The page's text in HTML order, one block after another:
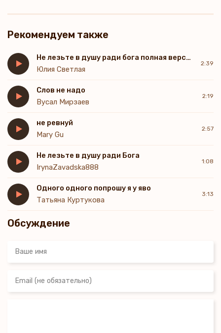
Рекомендуем также
Не лезьте в душу ради бога полная версия
Юлия Светлая
2:39
Слов не надо
Вусал Мирзаев
2:19
не ревнуй
Mary Gu
2:57
Не лезьте в душу ради Бога
IrynaZavadska888
1:08
Одного одного попрошу я у яво
Татьяна Куртукова
3:13
Обсуждение